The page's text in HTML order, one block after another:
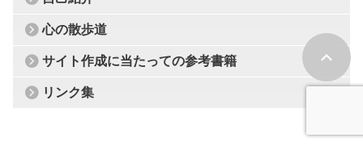
心の散歩道
サイト作成に当たっての参考書籍
リンク集